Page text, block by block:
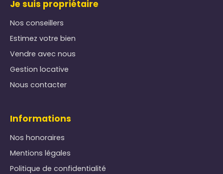
Je suis propriétaire
Nos conseillers
Estimez votre bien
Vendre avec nous
Gestion locative
Nous contacter
Informations
Nos honoraires
Mentions légales
Politique de confidentialité